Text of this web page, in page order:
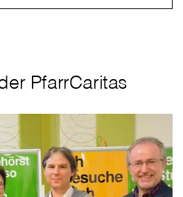
PfarrCaritas